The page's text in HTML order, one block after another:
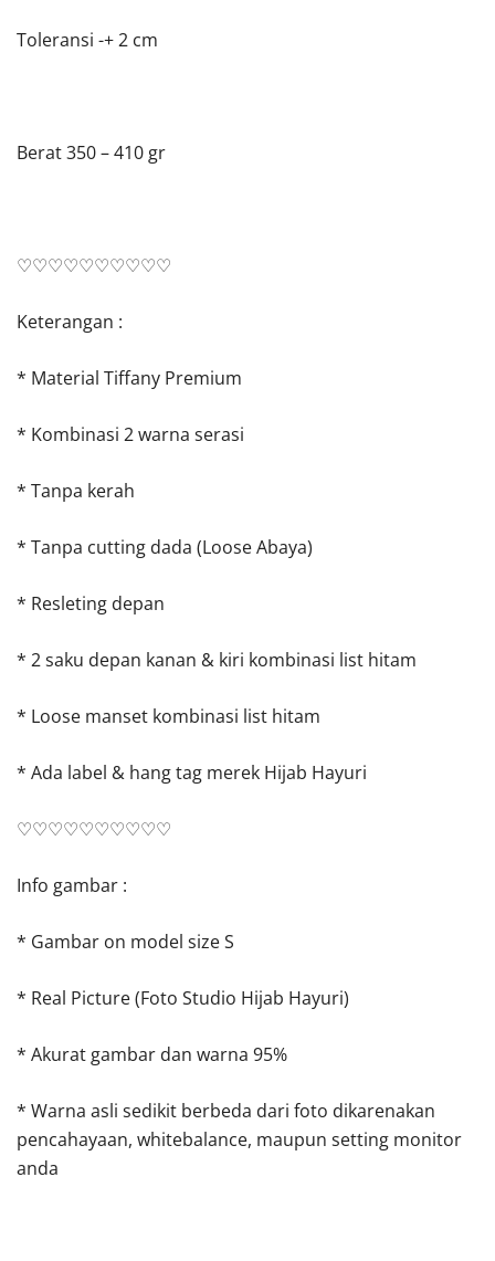
Toleransi -+ 2 cm
Berat 350 – 410 gr
♡♡♡♡♡♡♡♡♡♡
Keterangan :
* Material Tiffany Premium
* Kombinasi 2 warna serasi
* Tanpa kerah
* Tanpa cutting dada (Loose Abaya)
* Resleting depan
* 2 saku depan kanan & kiri kombinasi list hitam
* Loose manset kombinasi list hitam
* Ada label & hang tag merek Hijab Hayuri
♡♡♡♡♡♡♡♡♡♡
Info gambar :
* Gambar on model size S
* Real Picture (Foto Studio Hijab Hayuri)
* Akurat gambar dan warna 95%
* Warna asli sedikit berbeda dari foto dikarenakan
pencahayaan, whitebalance, maupun setting monitor
anda